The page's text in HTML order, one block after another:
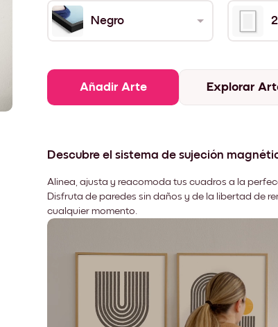
Negro
Añadir Arte Explorar
Descubre el sistema de sujeción
Alinea, ajusta y reacomoda tus cuadros a la
Disfruta de paredes sin daños y de la libertad de
cualquier momento.